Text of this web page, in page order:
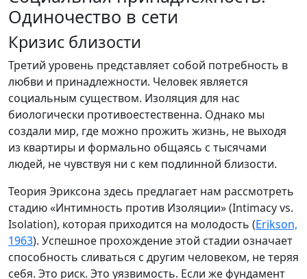
Одиночество в сети
Кризис близости
Третий уровень представляет собой потребность в
любви и принадлежности. Человек является
социальным существом. Изоляция для нас
биологически противоестественна. Однако мы
создали мир, где можно прожить жизнь, не выходя
из квартиры и формально общаясь с тысячами
людей, не чувствуя ни с кем подлинной близости.
Теория Эриксона здесь предлагает нам рассмотреть
стадию «Интимность против Изоляции» (Intimacy vs.
Isolation), которая приходится на молодость (Erikson,
1963). Успешное прохождение этой стадии означает
способность сливаться с другим человеком, не теряя
себя. Это риск. Это уязвимость. Если же фундамент